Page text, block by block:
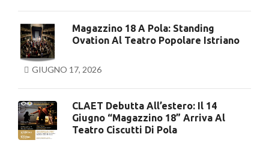
Magazzino 18 A Pola: Standing
Ovation Al Teatro Popolare Istriano
GIUGNO 17, 2026
CLAET Debutta All’estero: Il 14
Giugno “Magazzino 18” Arriva Al
Teatro Ciscutti Di Pola